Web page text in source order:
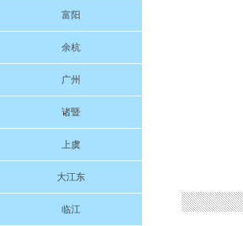
富阳
余杭
广州
诸暨
上虞
大江东
临江